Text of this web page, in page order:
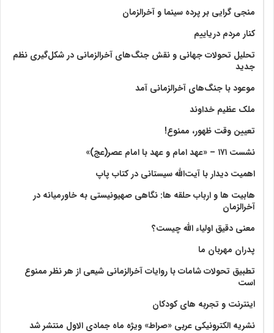
منجی گرایی بر پرده سینما و آخرالزمان
کنار مردم دریاییم
تحلیل تحولات جهانی و نقش جنگ‌های آخرالزمانی در شکل‌گیری نظم
جدید
موعود با جنگ‌های آخرالزمانی آمد
ملک عظیم خداوند
تعیین وقت ظهور، ممنوع!
نشست ۱۷۱ – «عهد امام و عهد با امام عصر(عج)»
اهمیت دیدار با آیت‌الله سیستانی در کتاب پاپ
هابیت ها و ارباب حلقه ها: نگاهی صهیونیستی به خاورمیانه در
آخرالزمان
معنی دقیق اولیاء الله چیست؟
پدران مهربان ما
تطبیق تحولات شامات با روایات آخرالزمانی شیعی از هر نظر ممنوع
است
اینترنت و تجربه های کودکان
نشریه الکترونیکی عربی «صراط» ویژه ماه جمادی الاول منتشر شد